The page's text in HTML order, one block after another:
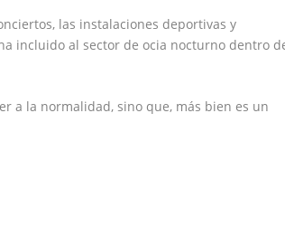
las instalaciones deportivas y
incluido al sector de ocia nocturno dentro
a la normalidad, sino que, más bien es un